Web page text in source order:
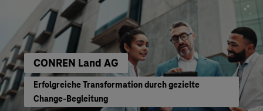
CONREN Land AG
Erfolgreiche Transformation durch gezielte
Change-Begleitung